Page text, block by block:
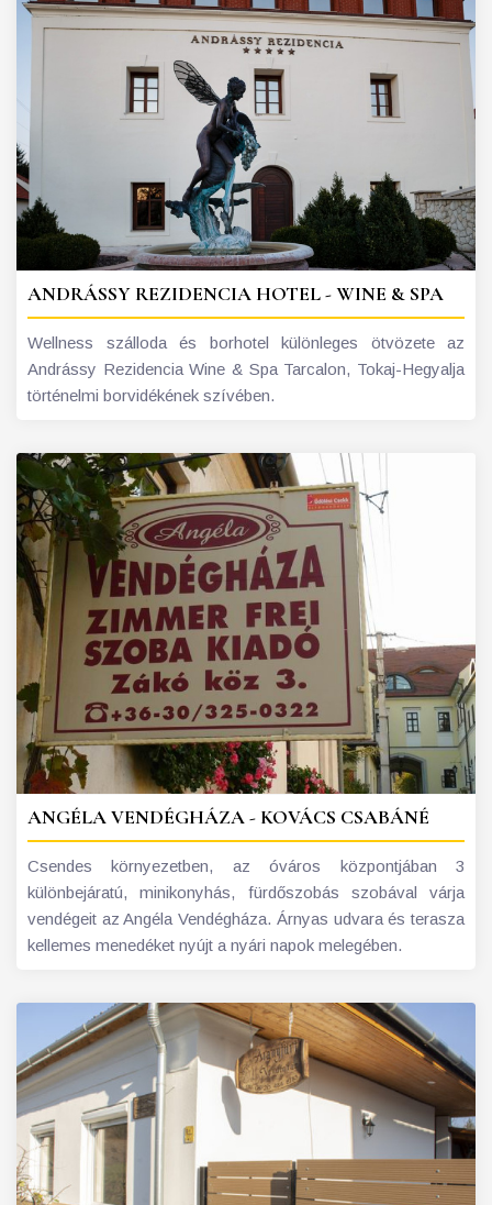
ANDRÁSSY REZIDENCIA HOTEL - WINE & SPA
Wellness szálloda és borhotel különleges ötvözete az
Andrássy Rezidencia Wine & Spa Tarcalon, Tokaj-Hegyalja
történelmi borvidékének szívében.
ANGÉLA VENDÉGHÁZA - KOVÁCS CSABÁNÉ
Csendes környezetben, az óváros központjában 3
különbejáratú, minikonyhás, fürdőszobás szobával várja
vendégeit az Angéla Vendégháza. Árnyas udvara és terasza
kellemes menedéket nyújt a nyári napok melegében.